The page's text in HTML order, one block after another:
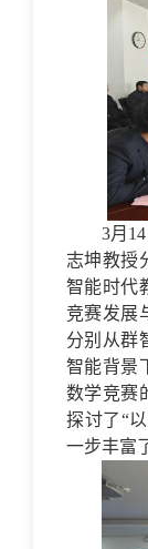
3月
志坤教授
智能时代
竞赛发展
分别从群
智能背景
数学竞赛
探讨了“
一步丰富